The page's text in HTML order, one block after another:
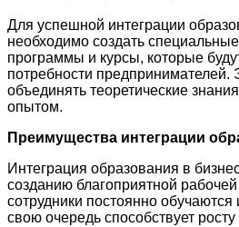
Для успешной интеграции
необходимо создать
программы и курсы, которые
потребности
объединять теоретические
опытом.
Преимущества интеграции
Интеграция образования в
созданию благоприятной
сотрудники постоянно обучаются
свою очередь способствует